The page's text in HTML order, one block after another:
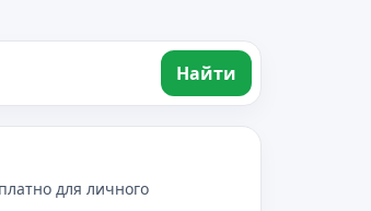
Найти
для личного